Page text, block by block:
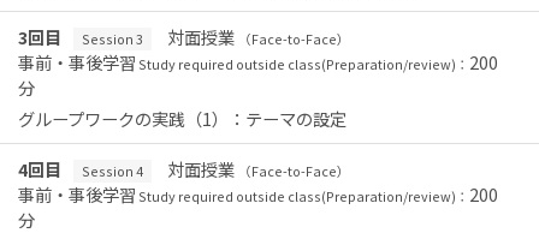
3回目
Session 3 対面授業 （Face-to-Face）
事前・事後学習 Study required outside class(Preparation/review)： 200
分
グループワークの実践（1）：テーマの設定
4回目
Session 4 対面授業 （Face-to-Face）
事前・事後学習 Study required outside class(Preparation/review)： 200
分